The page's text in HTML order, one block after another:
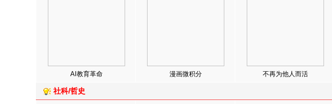
AI教育革命 漫画微积分 不再为他人而活
社科/哲史